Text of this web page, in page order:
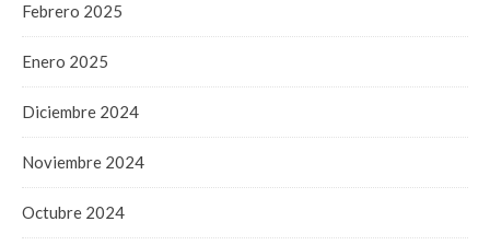
Febrero 2025
Enero 2025
Diciembre 2024
Noviembre 2024
Octubre 2024